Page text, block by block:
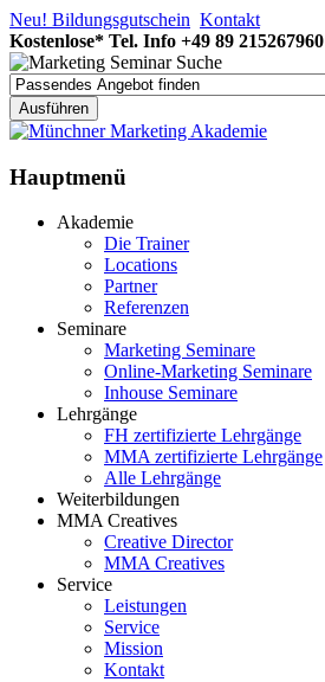
Neu! Bildungsgutschein Kontakt
Kostenlose* Tel. Info +49 89 215267960
Hauptmenü
Akademie
Die Trainer
Locations
Partner
Referenzen
Seminare
Marketing Seminare
Online-Marketing Seminare
Inhouse Seminare
Lehrgänge
FH zertifizierte Lehrgänge
MMA zertifizierte Lehrgänge
Alle Lehrgänge
Weiterbildungen
MMA Creatives
Creative Director
MMA Creatives
Service
Leistungen
Service
Mission
Kontakt